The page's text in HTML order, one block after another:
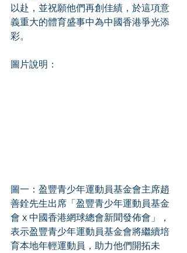
以赴，並祝願他們再創佳績，於這項意
義重大的體育盛事中為中國香港爭光添
彩。
圖片說明：
圖一：盈豐青少年運動員基金會主席趙
善銓先生出席「盈豐青少年運動員基金
會 x 中國香港網球總會新聞發佈會」，
表示盈豐青少年運動員基金會將繼續培
育本地年輕運動員，助力他們開拓未